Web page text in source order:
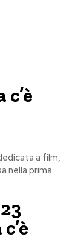
a film,
nella prima